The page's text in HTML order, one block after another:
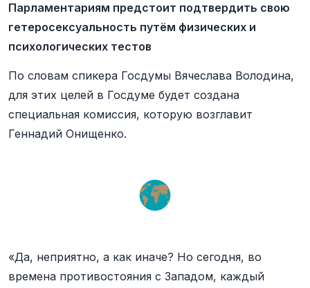
Парламентариям предстоит подтвердить свою
гетеросексуальность путём физических и
психологических тестов
По словам спикера Госдумы Вячеслава Володина,
для этих целей в Госдуме будет создана
специальная комиссия, которую возглавит
Геннадий Онищенко.
«Да, неприятно, а как иначе? Но сегодня, во
времена противостояния с Западом, каждый